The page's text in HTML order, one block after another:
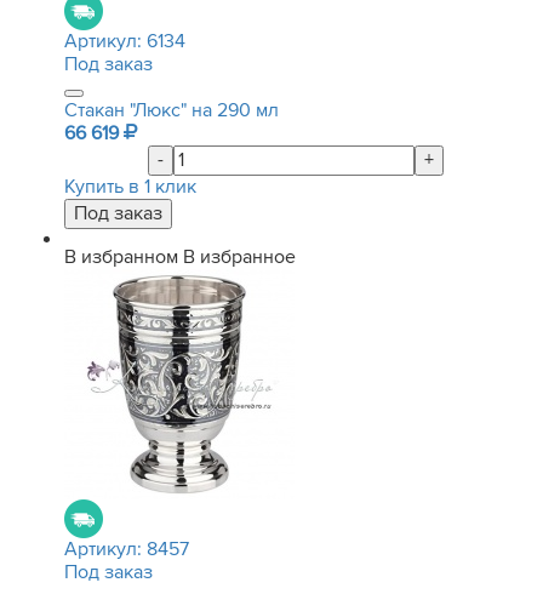
Артикул: 6134
Под заказ
Стакан "Люкс" на 290 мл
66 619
-
+
Купить в 1 клик
В избранном В избранное
Артикул: 8457
Под заказ